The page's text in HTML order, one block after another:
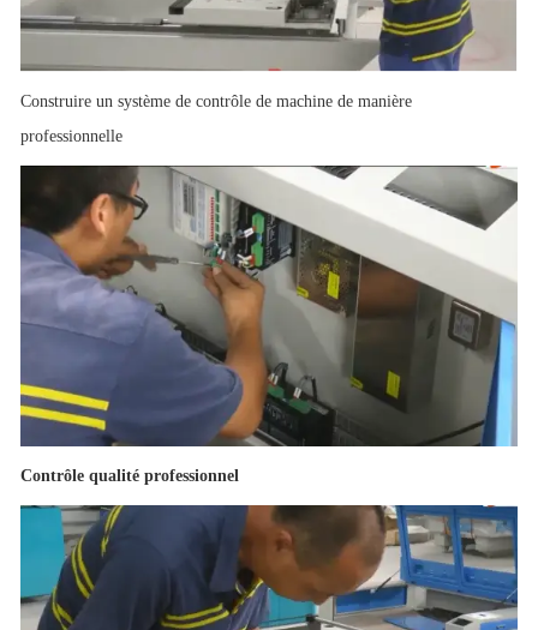
Construire un système de contrôle de machine de manière
professionnelle
Contrôle qualité professionnel